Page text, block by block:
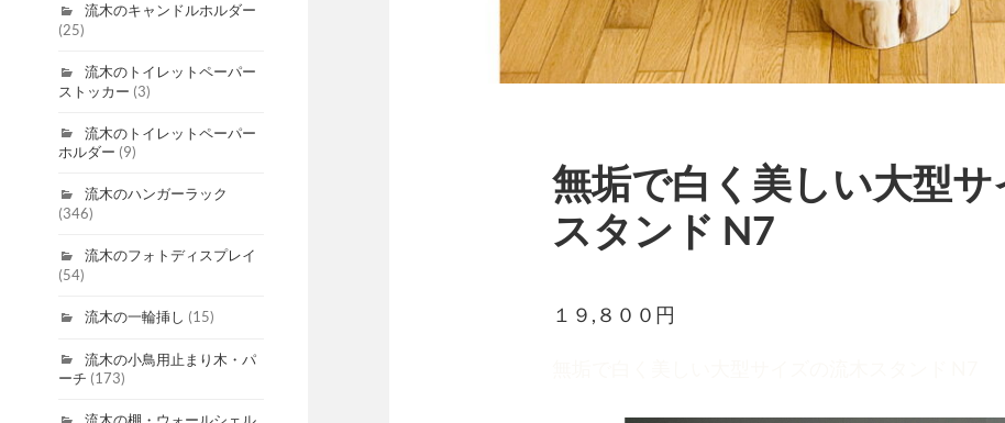
流木のキャンドルホルダー
(25)
流木のトイレットペーパー
ストッカー (3)
流木のトイレットペーパー
ホルダー (9)
流木のハンガーラック
(346)
流木のフォトディスプレイ
(54)
流木の一輪挿し (15)
流木の小鳥用止まり木・パ
ーチ (173)
無垢で白く美しい大型
スタンド N7
１９,８００